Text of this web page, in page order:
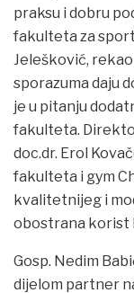
praksu i dobru
fakulteta za
Jelešković,
sporazuma daju
je u pitanju
fakulteta.
doc.dr. Erol
fakulteta i gym
kvalitetnijeg i
obostrana korist
Gosp. Nedim
dijelom partner